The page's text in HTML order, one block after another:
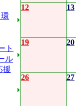
環
ト
ル
援
12 13
19 20
26 27